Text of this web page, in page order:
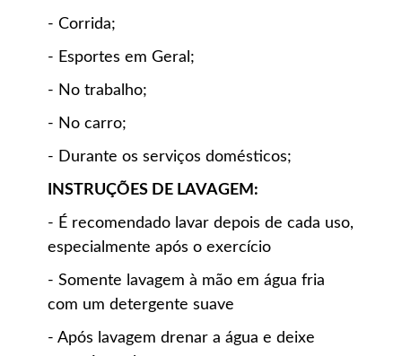
- Corrida;
- Esportes em Geral;
- No trabalho;
- No carro;
- Durante os serviços domésticos;
INSTRUÇÕES DE LAVAGEM:
- É recomendado lavar depois de cada uso,
especialmente após o exercício
- Somente lavagem à mão em água fria
com um detergente suave
- Após lavagem drenar a água e deixe